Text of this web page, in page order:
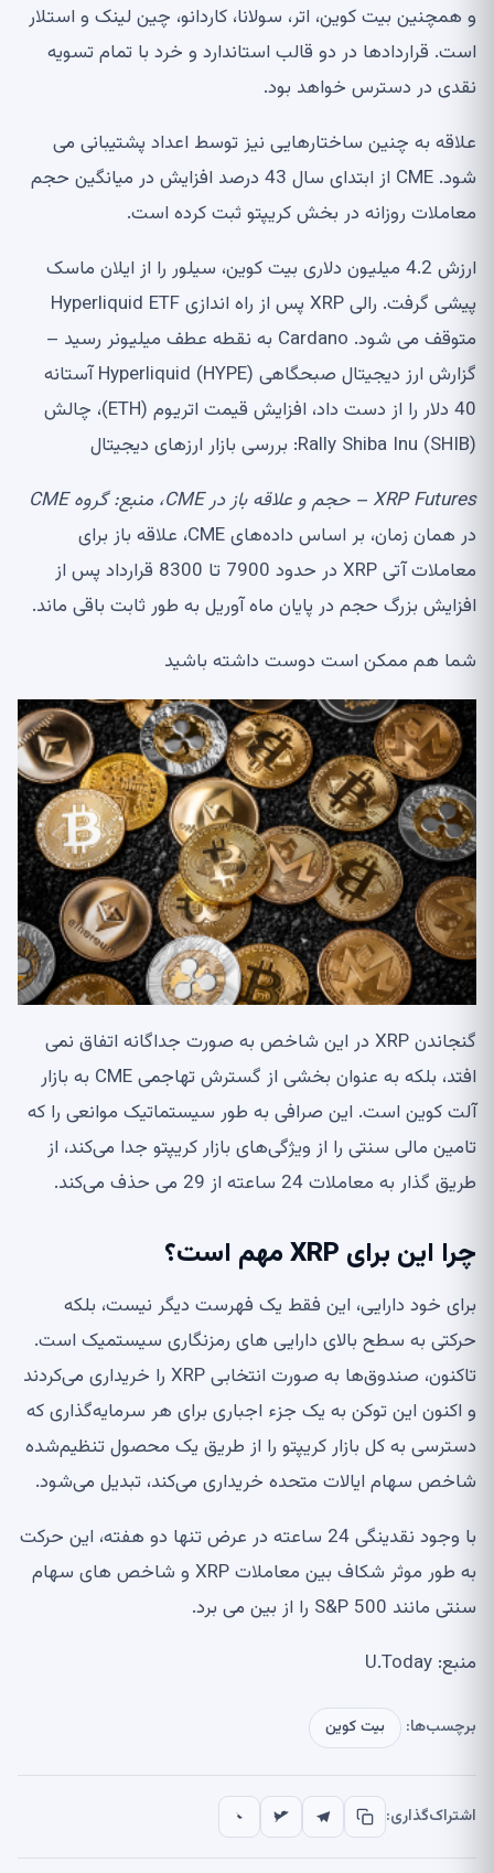
و همچنین بیت کوین، اتر، سولانا، کاردانو، چین لینک و استلار
است. قراردادها در دو قالب استاندارد و خرد با تمام تسویه
نقدی در دسترس خواهد بود.
علاقه به چنین ساختارهایی نیز توسط اعداد پشتیبانی می
شود. CME از ابتدای سال 43 درصد افزایش در میانگین حجم
معاملات روزانه در بخش کریپتو ثبت کرده است.
ارزش 4.2 میلیون دلاری بیت کوین، سیلور را از ایلان ماسک
پیشی گرفت. رالی XRP پس از راه اندازی Hyperliquid ETF
متوقف می شود. Cardano به نقطه عطف میلیونر رسید –
گزارش ارز دیجیتال صبحگاهی Hyperliquid (HYPE) آستانه
40 دلار را از دست داد، افزایش قیمت اتریوم (ETH)، چالش
Rally Shiba Inu (SHIB): بررسی بازار ارزهای دیجیتال
XRP Futures – حجم و علاقه باز در CME، منبع:
گروه CME
در همان زمان، بر اساس داده‌های CME، علاقه باز برای
معاملات آتی XRP در حدود 7900 تا 8300 قرارداد پس از
افزایش بزرگ حجم در پایان ماه آوریل به طور ثابت باقی ماند.
شما هم ممکن است دوست داشته باشید
گنجاندن XRP در این شاخص به صورت جداگانه اتفاق نمی
افتد، بلکه به عنوان بخشی از گسترش تهاجمی CME به بازار
آلت کوین است. این صرافی به طور سیستماتیک موانعی را که
تامین مالی سنتی را از ویژگی‌های بازار کریپتو جدا می‌کند، از
طریق گذار به معاملات 24 ساعته از 29 می حذف می‌کند.
چرا این برای XRP مهم است؟
برای خود دارایی، این فقط یک فهرست دیگر نیست، بلکه
حرکتی به سطح بالای دارایی های رمزنگاری سیستمیک است.
تاکنون، صندوق‌ها به صورت انتخابی XRP را خریداری می‌کردند
و اکنون این توکن به یک جزء اجباری برای هر سرمایه‌گذاری که
دسترسی به کل بازار کریپتو را از طریق یک محصول تنظیم‌شده
شاخص سهام ایالات متحده خریداری می‌کند، تبدیل می‌شود.
با وجود نقدینگی 24 ساعته در عرض تنها دو هفته، این حرکت
به طور موثر شکاف بین معاملات XRP و شاخص های سهام
سنتی مانند S&P 500 را از بین می برد.
منبع: U.Today
برچسب‌ها: بیت کوین
اشتراک‌گذاری: